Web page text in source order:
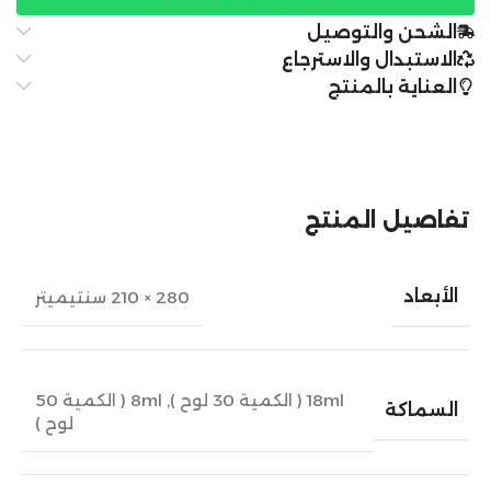
الشحن والتوصيل
الاستبدال والاسترجاع
العناية بالمنتج
تفاصيل المنتج
الأبعاد 280 × 210 سنتيميتر
السماكة 18ml ( الكمية 30 لوح ) ,
8ml ( الكمية 50
لوح )